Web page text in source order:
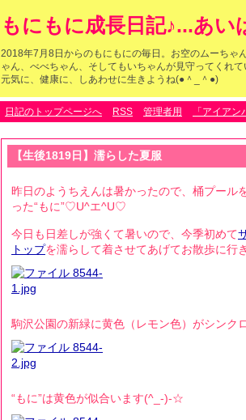
もにもに成長日記♪...あい
2018年7月8日からのもにもにの毎日。お空のムーちゃ
ゃん、べべちゃん、そしてもいちゃんが見守ってくれ
元気に、健康に、しあわせに生きようね(●＾_＾●)
日記のトップページへ RSS 管理者用 「アイア
【生後1819日】濡らした夏服
昨日のようちえんは暑かったので、桶プール
った“もに”♡U^エ^U♡
今日も日差しが強くて暑いので、今季初めて
トップを濡らして着させてあげてお散歩に
駒沢公園の新緑に黄色（レモン色）がシンク
“もに”は黄色が似合います(^_-)-☆